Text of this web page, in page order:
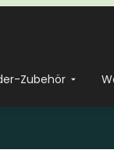
Zubehör